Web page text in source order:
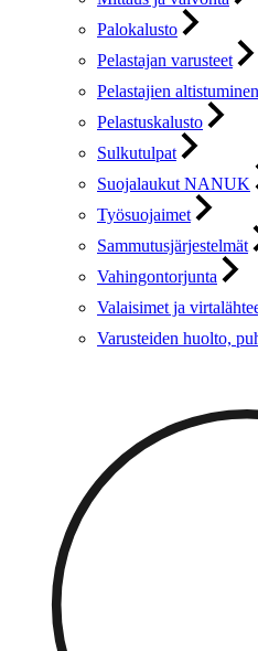
Palokalusto
Pelastajan varusteet
Pelastajien altistuminen
Pelastuskalusto
Sulkutulpat
Suojalaukut NANUK
Työsuojaimet
Sammutusjärjestelmät
Vahingontorjunta
Valaisimet ja
Varusteiden huolto,